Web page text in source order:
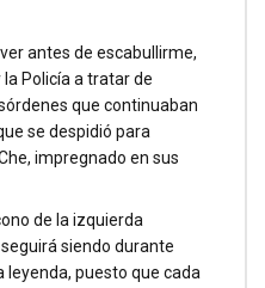
antes de escabullirme,
Policía a tratar de
que continuaban
se despidió para
impregnado en sus
de la izquierda
siendo durante
leyenda, puesto que cada